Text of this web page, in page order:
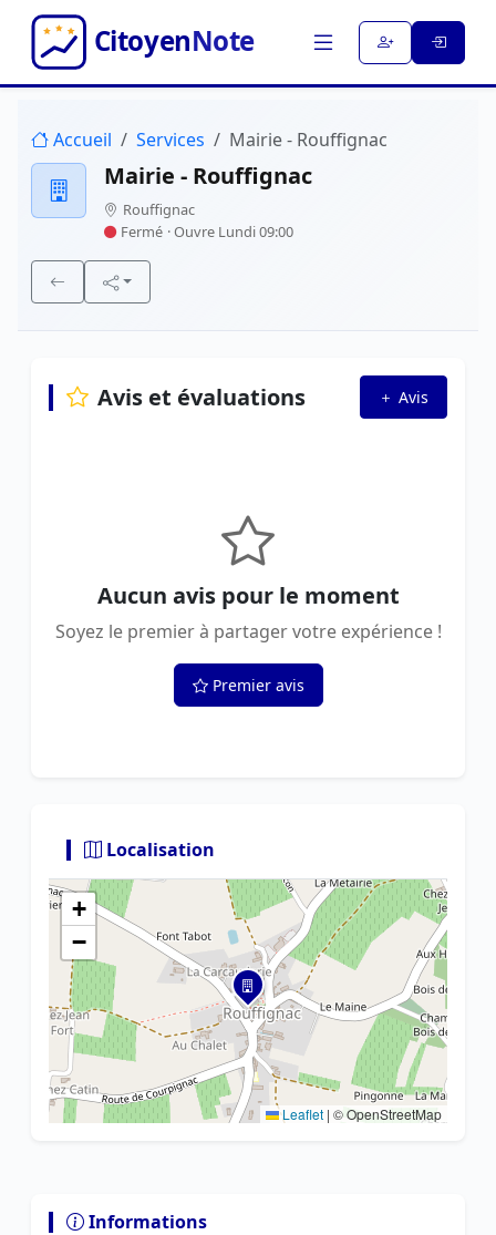
Accueil Services Mairie - Rouffignac
Mairie - Rouffignac
Rouffignac
Fermé · Ouvre Lundi 09:00
Avis et évaluations Avis
Aucun avis pour le moment
Soyez le premier à partager votre expérience !
Premier avis
Localisation
+
−
Leaflet | © OpenStreetMap
Informations